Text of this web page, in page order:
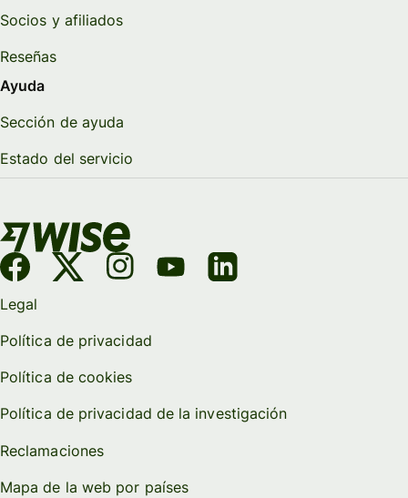
Socios y afiliados
Reseñas
Ayuda
Sección de ayuda
Estado del servicio
Legal
Política de privacidad
Política de cookies
Política de privacidad de la investigación
Reclamaciones
Mapa de la web por países